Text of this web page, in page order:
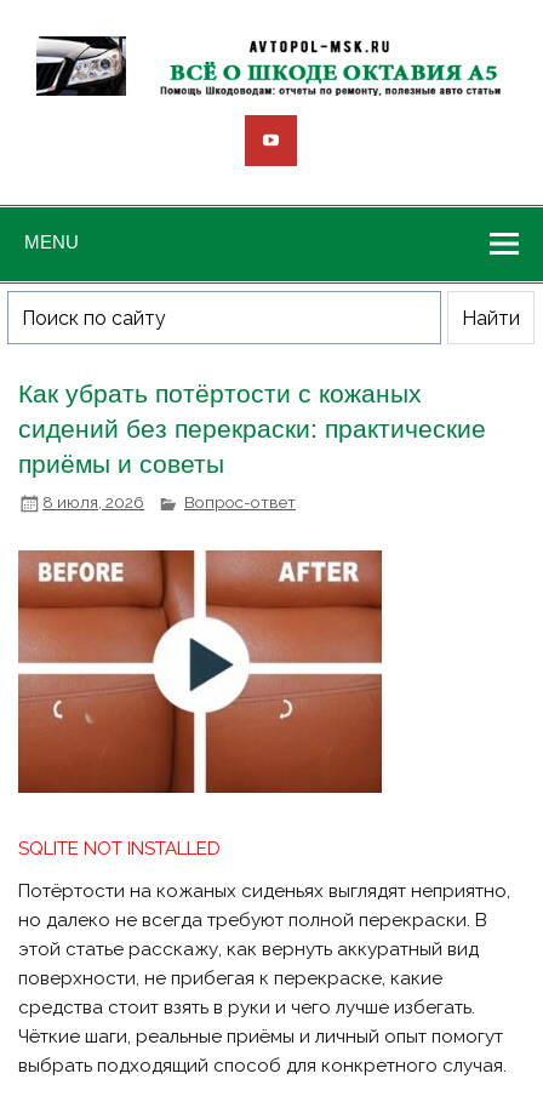
MENU
Как убрать потёртости с кожаных
сидений без перекраски: практические
приёмы и советы
8 июля, 2026 Вопрос-ответ
SQLITE NOT INSTALLED
Потёртости на кожаных сиденьях выглядят неприятно,
но далеко не всегда требуют полной перекраски. В
этой статье расскажу, как вернуть аккуратный вид
поверхности, не прибегая к перекраске, какие
средства стоит взять в руки и чего лучше избегать.
Чёткие шаги, реальные приёмы и личный опыт помогут
выбрать подходящий способ для конкретного случая.